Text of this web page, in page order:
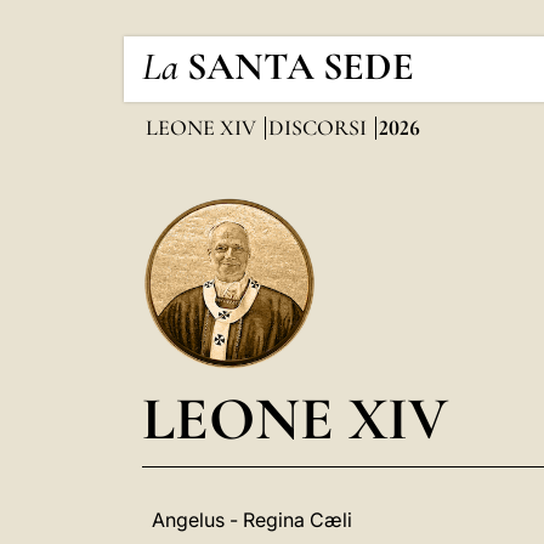
La SANTA SEDE
LEONE XIV DISCORSI 2026
LEONE XIV
Angelus - Regina Cæli